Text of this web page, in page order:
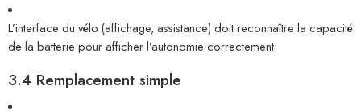
L’interface du vélo (affichage, assistance) doit reconnaître la capacité
de la batterie pour afficher l’autonomie correctement.
3.4 Remplacement simple